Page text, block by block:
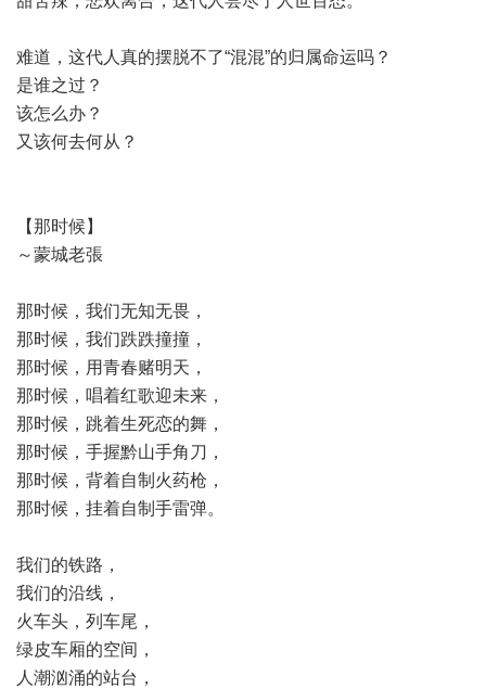
难道，这代人真的摆脱不了“混混”的归属命运吗？
是谁之过？
该怎么办？
又该何去何从？
【那时候】
～蒙城老張
那时候，我们无知无畏，
那时候，我们跌跌撞撞，
那时候，用青春赌明天，
那时候，唱着红歌迎未来，
那时候，跳着生死恋的舞，
那时候，手握黔山手角刀，
那时候，背着自制火药枪，
那时候，挂着自制手雷弹。
我们的铁路，
我们的沿线，
火车头，列车尾，
绿皮车厢的空间，
人潮汹涌的站台，